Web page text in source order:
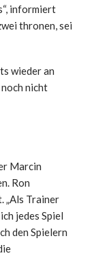
informiert
thronen, sei
wieder an
nicht
Marcin
Ron
„Als Trainer
jedes Spiel
den Spielern